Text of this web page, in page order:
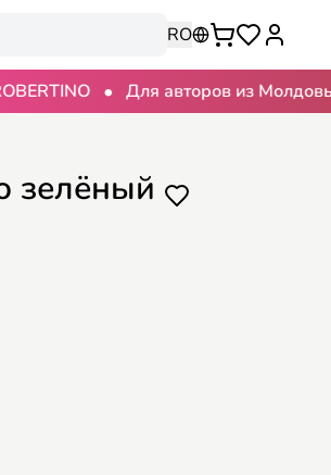
RO
• Для авторов из Молдовы •
зелёный